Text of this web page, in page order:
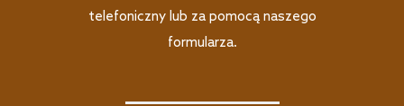
telefoniczny lub za pomocą naszego
formularza.